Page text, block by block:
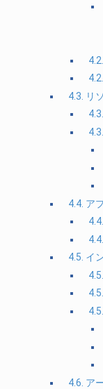
4.3. リ
4.4. ア
4.5. イ
4.6. ア